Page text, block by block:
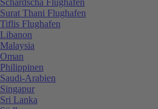
Surat Thani Flughafen
Tiflis Flughafen
Libanon
Malaysia
Oman
Philippinen
Saudi-Arabien
Singapur
Sri Lanka